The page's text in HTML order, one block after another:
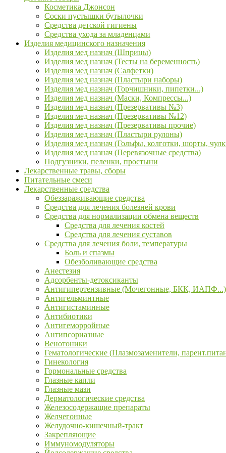
Косметика Джонсон
Соски пустышки бутылочки
Средства детской гигиены
Средства ухода за младенцами
Изделия медицинского назначения
Изделия мед назнач (Шприцы)
Изделия мед назнач (Тесты на беременность)
Изделия мед назнач (Салфетки)
Изделия мед назнач (Пластыри наборы)
Изделия мед назнач (Горчишники, пипетки...)
Изделия мед назнач (Маски, Компрессы...)
Изделия мед назнач (Презервативы №3)
Изделия мед назнач (Презервативы №12)
Изделия мед назнач (Презервативы прочие)
Изделия мед назнач (Пластыри рулоны)
Изделия мед назнач (Гольфы, колготки, шорты,
Изделия мед назнач (Перевязочные средства)
Подгузники, пеленки, простыни
Лекарственные травы, сборы
Питательные смеси
Лекарственные средства
Обеззараживающие средства
Средства для лечения болезней крови
Средства для нормализации обмена веществ
Средства для лечения костей
Средства для лечения суставов
Средства для лечения боли, температуры
Боль и спазмы
Обезболивающие средства
Анестезия
Адсорбенты-детоксиканты
Антигипертензивные (Мочегонные, БКК, ИАПФ...)
Антигельминтные
Антигистаминные
Антибиотики
Антигеморройные
Антипсориазные
Венотоники
Гематологические (Плазмозаменители,
Гинекология
Гормональные средства
Глазные капли
Глазные мази
Дерматологические средства
Железосодержащие препараты
Желчегонные
Желудочно-кишечный-тракт
Закрепляющие
Иммуномодуляторы